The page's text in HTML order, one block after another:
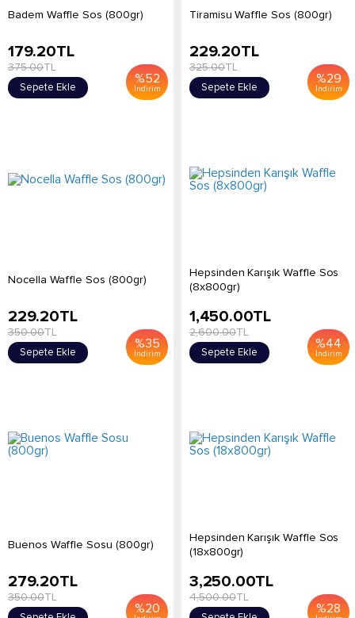
Badem Waffle Sos (800gr)
%52
İndirim
179.20TL
375.00TL
Sepete Ekle
Tiramisu Waffle Sos (800gr)
%29
İndirim
229.20TL
325.00TL
Sepete Ekle
Nocella Waffle Sos (800gr)
%35
İndirim
229.20TL
350.00TL
Sepete Ekle
Hepsinden Karışık Waffle Sos
(8x800gr)
%44
İndirim
1,450.00TL
2,600.00TL
Sepete Ekle
Buenos Waffle Sosu (800gr)
%20
279.20TL
350.00TL
Hepsinden Karışık Waffle Sos
(18x800gr)
%28
3,250.00TL
4,500.00TL